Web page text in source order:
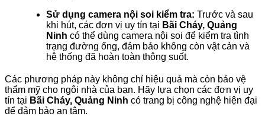
Sử dụng camera nội soi kiểm tra: Trước và sau
khi hút, các đơn vị uy tín tại Bãi Cháy, Quảng
Ninh có thể dùng camera nội soi để kiểm tra tình
trạng đường ống, đảm bảo không còn vật cản và
hệ thống đã hoàn toàn thông suốt.
Các phương pháp này không chỉ hiệu quả mà còn bảo vệ
thẩm mỹ cho ngôi nhà của bạn. Hãy lựa chọn các đơn vị uy
tín tại Bãi Cháy, Quảng Ninh có trang bị công nghệ hiện đại
để đảm bảo an tâm.